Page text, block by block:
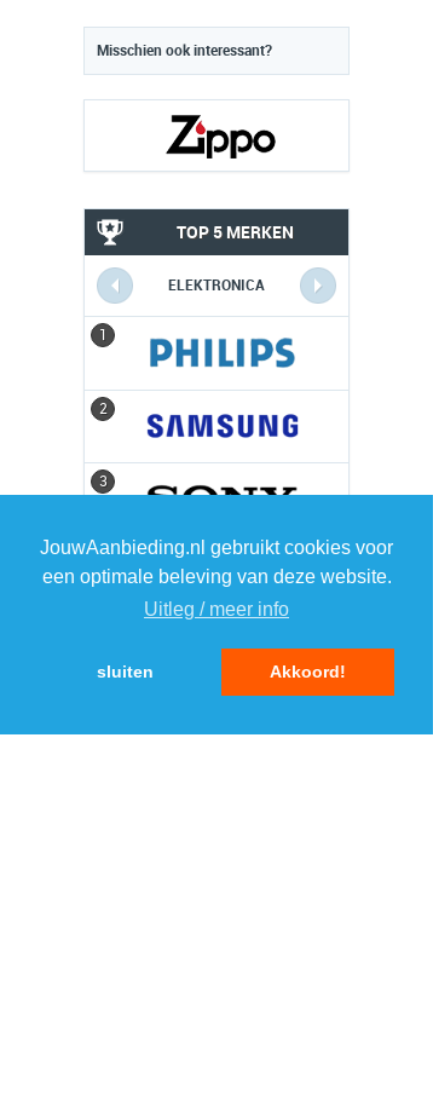
JouwAanbieding.nl gebruikt cookies voor
een optimale beleving van deze website.
Uitleg / meer info
sluiten Akkoord!
Misschien ook interessant?
TOP 5 MERKEN
ELEKTRONICA
1
2
3
4 4